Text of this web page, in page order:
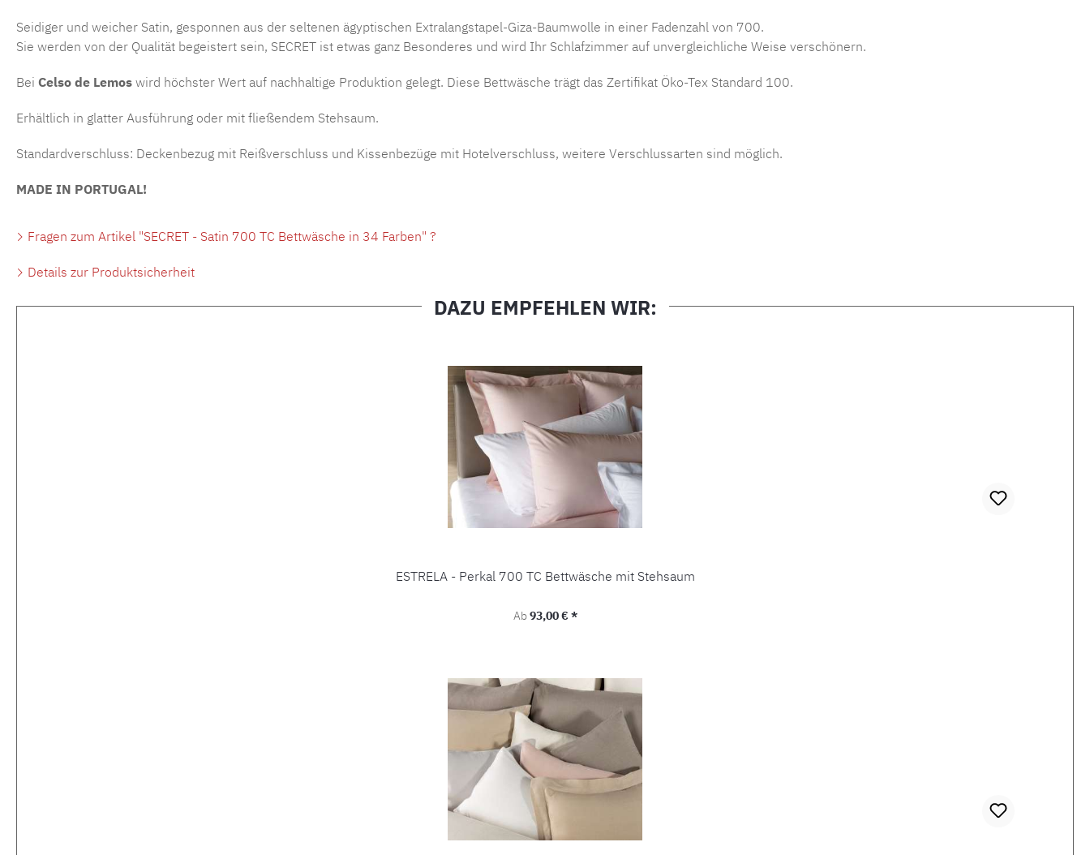
Seidiger und weicher Satin, gesponnen aus der seltenen ägyptischen Extralangstapel-Giza-Baumwolle in einer Fadenzahl von 700.
Sie werden von der Qualität begeistert sein, SECRET ist etwas ganz Besonderes und wird Ihr Schlafzimmer auf unvergleichliche Weise verschönern.
Bei Celso de Lemos wird höchster Wert auf nachhaltige Produktion gelegt. Diese Bettwäsche trägt das Zertifikat Öko-Tex Standard 100.
Erhältlich in glatter Ausführung oder mit fließendem Stehsaum.
Standardverschluss: Deckenbezug mit Reißverschluss und Kissenbezüge mit Hotelverschluss, weitere Verschlussarten sind möglich.
MADE IN PORTUGAL!
Fragen zum Artikel "SECRET - Satin 700 TC Bettwäsche in 34 Farben" ?
Details zur Produktsicherheit
DAZU EMPFEHLEN WIR:
ESTRELA - Perkal 700 TC Bettwäsche mit Stehsaum
Regulärer Preis:
Ab93,00 € *